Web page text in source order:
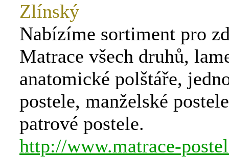
Zlínský
Nabízíme sortiment pro
Matrace všech druhů,
anatomické polštáře,
postele, manželské
patrové postele.
http://www.matrace-